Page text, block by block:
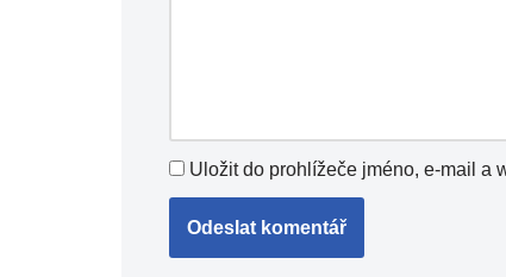
Uložit do prohlížeče jméno, e-mail a